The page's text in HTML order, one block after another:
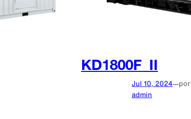
KD1800F_II
Jul 10, 2024—por
admin